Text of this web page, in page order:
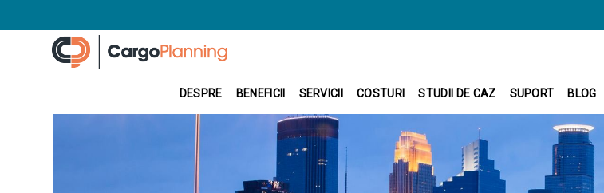
DESPRE BENEFICII SERVICII COSTURI STUDII DE CAZ SUPORT BLOG